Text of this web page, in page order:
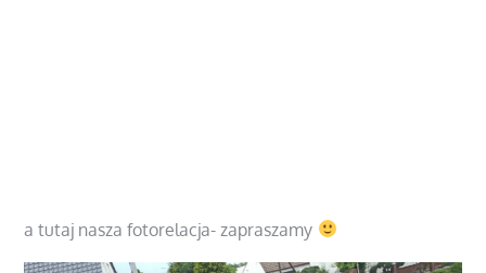
a tutaj nasza fotorelacja- zapraszamy